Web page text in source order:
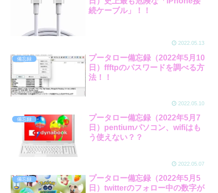
続ケーブル」！！
2022.05.13
備忘録
プータロー備忘録（2022年5月10
日）ffftpのパスワードを調べる方
法！！
2022.05.10
備忘録
プータロー備忘録（2022年5月7
日）pentiumパソコン、wifiはも
う使えない？？
2022.05.07
備忘録
プータロー備忘録（2022年5月5
日）twitterのフォロー中の数字が